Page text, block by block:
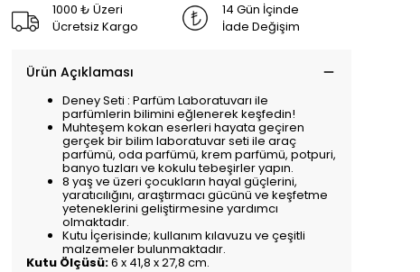
1000 ₺ Üzeri
Ücretsiz Kargo
14 Gün İçinde
İade Değişim
Ürün Açıklaması
Deney Seti : Parfüm Laboratuvarı ile
parfümlerin bilimini eğlenerek keşfedin!
Muhteşem kokan eserleri hayata geçiren
gerçek bir bilim laboratuvar seti ile araç
parfümü, oda parfümü, krem parfümü, potpuri,
banyo tuzları ve kokulu tebeşirler yapın.
8 yaş ve üzeri çocukların hayal güçlerini,
yaratıcılığını, araştırmacı gücünü ve keşfetme
yeteneklerini geliştirmesine yardımcı
olmaktadır.
Kutu İçerisinde; kullanım kılavuzu ve çeşitli
malzemeler bulunmaktadır.
Kutu Ölçüsü:6 x 41,8 x 27,8 cm.